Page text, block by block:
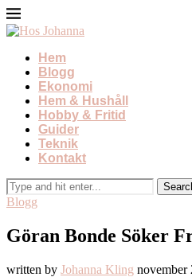
Hem
Blogg
Ekonomi
Hem & Hushåll
Hobby & Fritid
Guider
Teknik
Kontakt
Blogg
Göran Bonde Söker
written by Johanna Kling november